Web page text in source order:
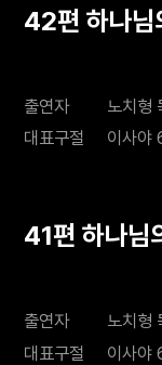
42편 하나
출연자
노치형
대표구절
이사야
41편 하나님
출연자
노치형
대표구절
이사야